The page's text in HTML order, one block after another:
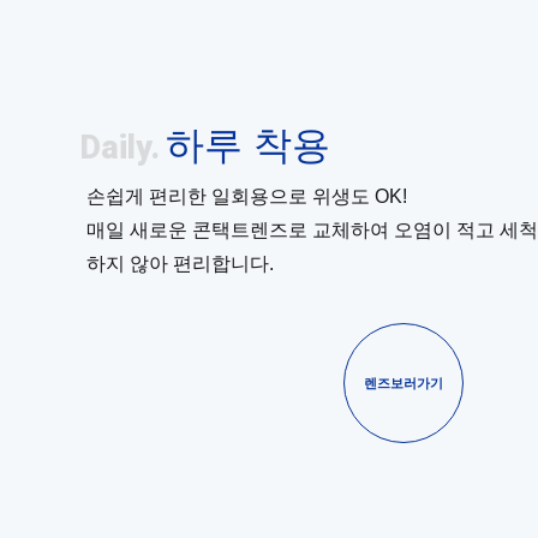
Daily. 하루 착용
손쉽게 편리한 일회용으로 위생도 OK!
매일 새로운 콘택트렌즈로 교체하여 오염이 적고 세
하지 않아 편리합니다.
렌즈보러가기